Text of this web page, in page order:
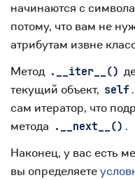
начинаются с
потому, что вам не
атрибутам извне
Метод .__iter__()
текущий объект, self
сам итератор, что
метода .__next__() .
Наконец, у вас есть
вы определяете